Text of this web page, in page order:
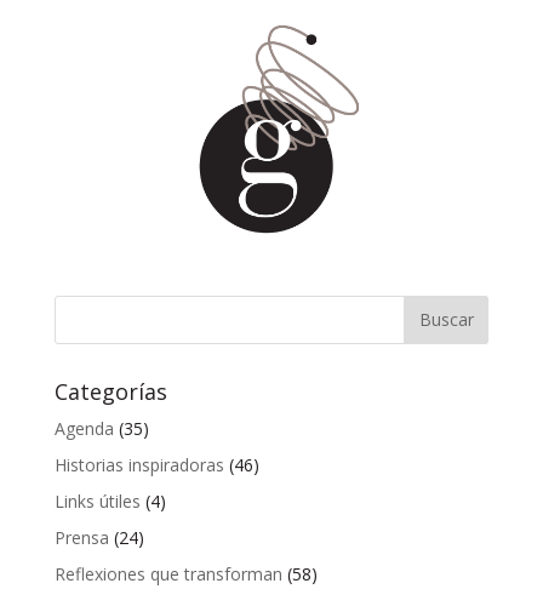
Categorías
Agenda (35)
Historias inspiradoras (46)
Links útiles (4)
Prensa (24)
Reflexiones que transforman (58)